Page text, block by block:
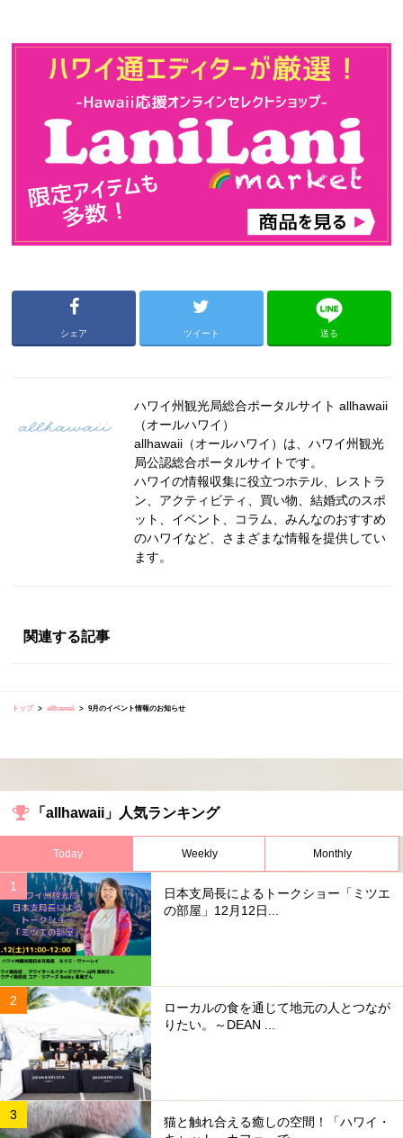
シェア ツイート 送る
ハワイ州観光局総合ポータルサイト allhawaii
（オールハワイ）
allhawaii（オールハワイ）は、ハワイ州観光
局公認総合ポータルサイトです。
ハワイの情報収集に役立つホテル、レストラ
ン、アクティビティ、買い物、結婚式のスポ
ット、イベント、コラム、みんなのおすすめ
のハワイなど、さまざまな情報を提供してい
ます。
関連する記事
トップ allhawaii 9月のイベント情報のお知らせ
「allhawaii」人気ランキング
Today Weekly Monthly
日本支局長によるトークショー「ミツエ
の部屋」12月12日...
ローカルの食を通じて地元の人とつなが
りたい。～DEAN ...
猫と触れ合える癒しの空間！「ハワイ・